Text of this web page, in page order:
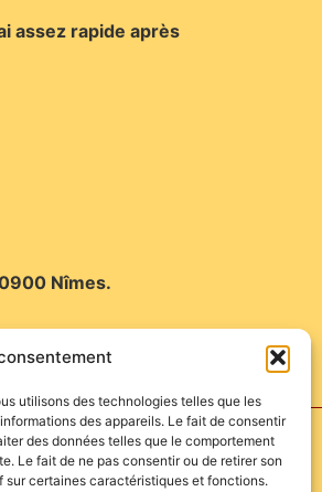
utilisons des technologies telles que les
des appareils. Le fait de consentir
des données telles que le comportement
Le fait de ne pas consentir ou de retirer son
certaines caractéristiques et fonctions.
assez rapide après
Nîmes.